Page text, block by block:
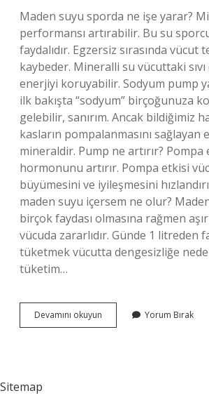
Maden suyu sporda ne işe yarar?
performansı artırabilir. Bu su
faydalıdır. Egzersiz sırasında vücut
kaybeder. Mineralli su vücuttaki
enerjiyi koruyabilir. Sodyum pump
ilk bakışta “sodyum” birçoğunuza
gelebilir, sanırım. Ancak bildiğimiz
kasların pompalanmasını sağlayan
mineraldir. Pump ne artırır?
hormonunu artırır. Pompa etkisi
büyümesini ve iyileşmesini
maden suyu içersem ne olur?
birçok faydası olmasına rağmen
vücuda zararlıdır. Günde 1 litreden
tüketmek vücutta dengesizliğe
tüketim…
Devamını okuyun
Suyu
Yorum Bırak
Sitemap